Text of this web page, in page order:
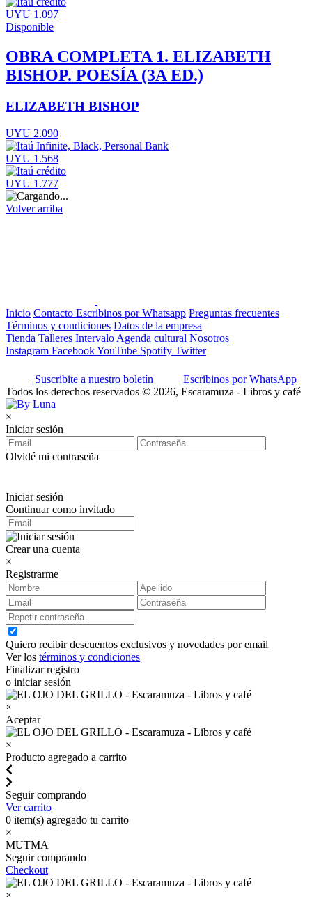
UYU 1.097
Disponible
OBRA COMPLETA 1. ELIZABETH
BISHOP. POESÍA (3A ED.)
ELIZABETH BISHOP
UYU 2.090
UYU 1.568
UYU 1.777
Volver arriba
Inicio Contacto Escribinos por Whatsapp Preguntas frecuentes
Términos y condiciones Datos de la empresa
Tienda Talleres Intervalo Agenda cultural Nosotros
Instagram FacebookYouTube Spotify Twitter
Suscribite a nuestro boletín
Escribinos por WhatsApp
Todos los derechos reservados © 2026, Escaramuza - Libros y café
×
Iniciar sesión
Olvidé mi contraseña
Iniciar sesión
Continuar como invitado
Crear una cuenta
×
Registrarme
Quiero recibir descuentos exclusivos y novedades por email
Ver los términos y condiciones
Finalizar registro
o iniciar sesión
×
Aceptar
×
Producto agregado a carrito
Seguir comprando
Ver carrito
0 item(s) agregado tu carrito
×
MUTMA
Seguir comprando
Checkout
×